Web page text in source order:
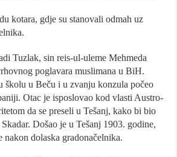
kotara, gdje su stanovali odmah uz
Tuzlak, sin reis-ul-uleme Mehmeda
poglavara muslimana u BiH.
školu u Beču i u zvanju konzula počeo
Otac je isposlovao kod vlasti Austro-
da se preseli u Tešanj, kako bi bio
Došao je u Tešanj 1903. godine,
nakon dolaska gradonačelnika.